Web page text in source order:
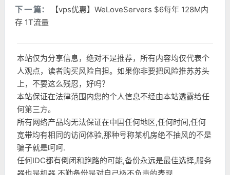
下 一 篇：
【vps优惠】WeLoveServers $6每年 128M内
存 1T流量
本站仅为分享信息，绝对不是推荐，所有内容均仅代表个
人观点，读者购买风险自担。如果你非要把风险推苏苏头
上，不要这么残忍，好吗？
本站保证在法律范围内您的个人信息不经由本站透露给任
何第三方。
所有网络产品均无法保证在中国任何地区,任何时间,任何
宽带均有相同的访问体验,那种号称某机房绝不抽风的不是
骗子就是呵呵.
任何IDC都有倒闭和跑路的可能,备份永远是最佳选择,服务